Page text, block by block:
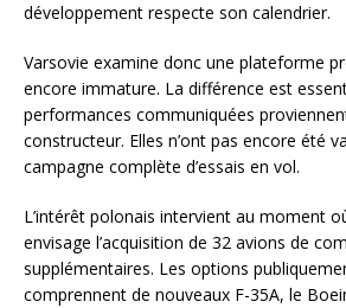
développement respecte son calendrier.
Varsovie examine donc une plateforme
encore immature. La différence est
performances communiquées
constructeur. Elles n’ont pas encore été
campagne complète d’essais en vol.
L’intérêt polonais intervient au moment
envisage l’acquisition de 32 avions de
supplémentaires. Les options
comprennent de nouveaux F-35A, le